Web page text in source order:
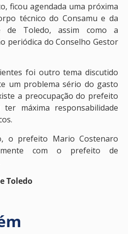
ficou agendada uma próxima
técnico do Consamu e da
de Toledo, assim como a
periódica do Conselho Gestor
foi outro tema discutido
um problema sério do gasto
a preocupação do prefeito
máxima responsabilidade
o prefeito Mario Costenaro
com o prefeito de
Toledo